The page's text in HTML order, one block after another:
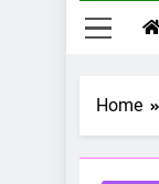
Home